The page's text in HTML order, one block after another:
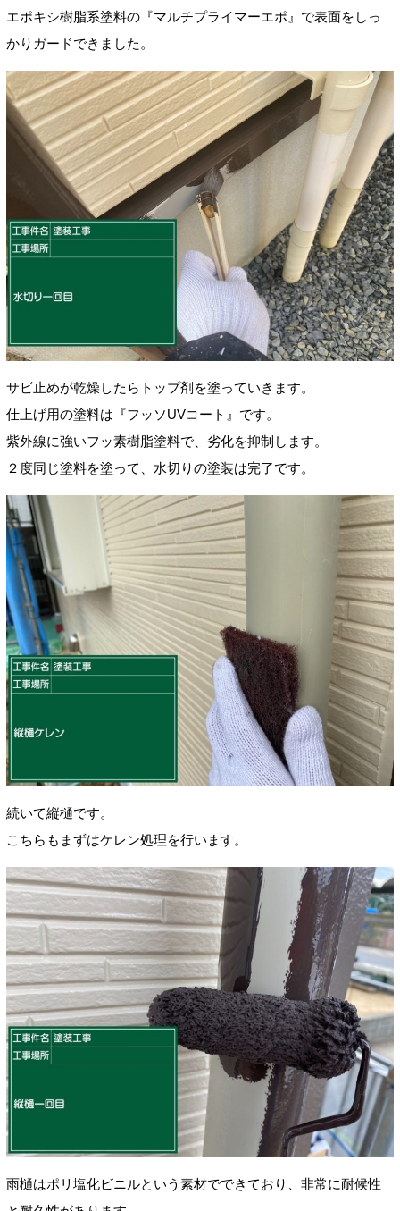
エポキシ樹脂系塗料の『マルチプライマーエポ』で表面をしっ
かりガードできました。
サビ止めが乾燥したらトップ剤を塗っていきます。
仕上げ用の塗料は『フッソUVコート』です。
紫外線に強いフッ素樹脂塗料で、劣化を抑制します。
２度同じ塗料を塗って、水切りの塗装は完了です。
続いて縦樋です。
こちらもまずはケレン処理を行います。
雨樋はポリ塩化ビニルという素材でできており、非常に耐候性